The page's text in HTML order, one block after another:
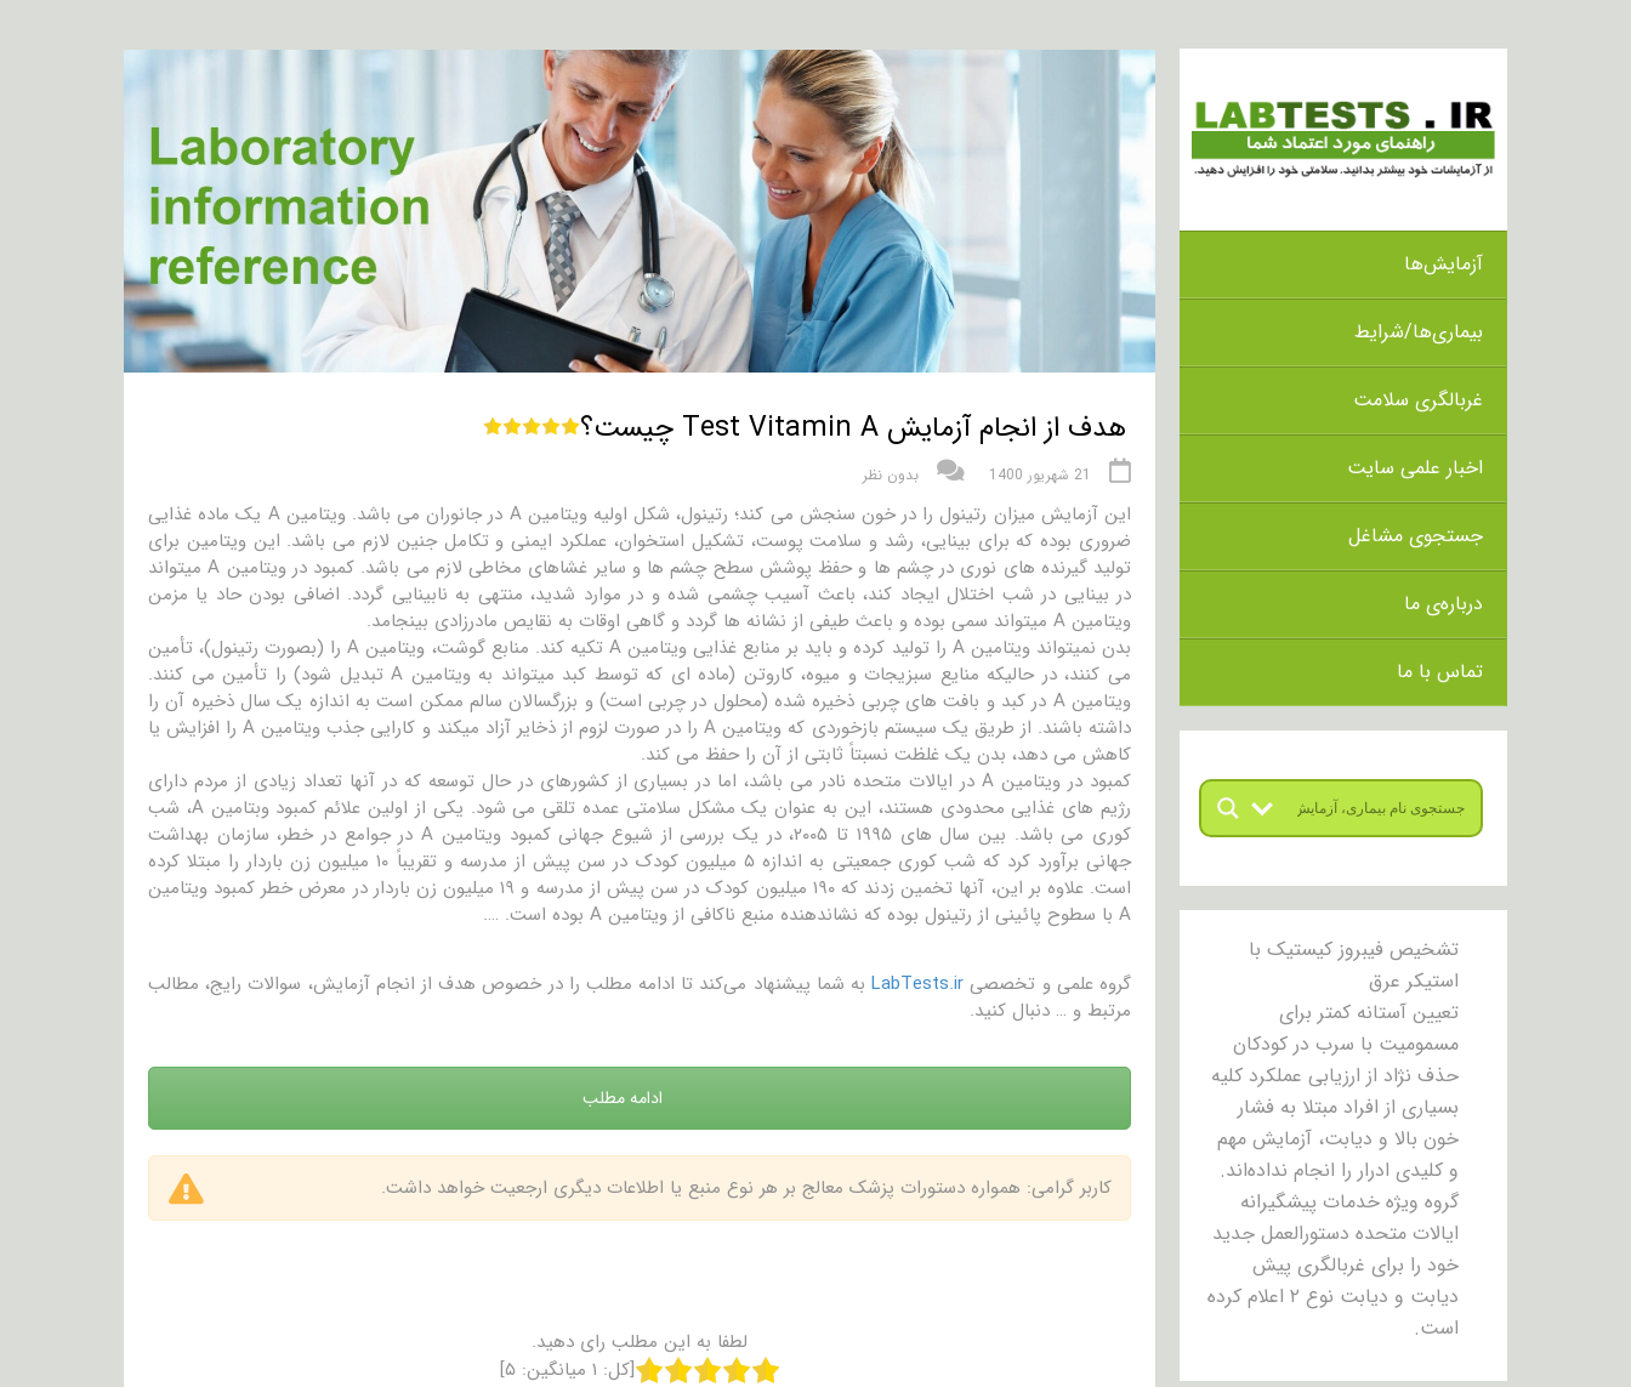
آزمایش‌ها
بیماری‌ها/شرایط
غربالگری سلامت
اخبار علمی سایت
جستجوی مشاغل
درباره‌ی ما
تماس با ما
تشخیص فیبروز کیستیک با
استیکر عرق
تعیین آستانه کمتر برای
مسمومیت با سرب در کودکان
حذف نژاد از ارزیابی عملکرد کلیه
بسیاری از افراد مبتلا به فشار
خون بالا و دیابت، آزمایش مهم
و کلیدی ادرار را انجام نداده‌اند.
گروه ویژه خدمات پیشگیرانه
ایالات متحده دستورالعمل جدید
خود را برای غربالگری پیش
دیابت و دیابت نوع ۲ اعلام کرده
است.
هدف از انجام آزمایش Test Vitamin A چیست؟
21 شهریور 1400 بدون نظر
این آزمایش میزان رتینول را در خون سنجش می کند؛ رتینول، شکل اولیه ویتامین A در جانوران می باشد. ویتامین A یک ماده غذایی
ضروری بوده که برای بینایی، رشد و سلامت پوست، تشکیل استخوان، عملکرد ایمنی و تکامل جنین لازم می باشد. این ویتامین برای
تولید گیرنده های نوری در چشم ها و حفظ پوشش سطح چشم ها و سایر غشاهای مخاطی لازم می باشد. کمبود در ویتامین A میتواند
در بینایی در شب اختلال ایجاد کند، باعث آسیب چشمی شده و در موارد شدید، منتهی به نابینایی گردد. اضافی بودن حاد یا مزمن
ویتامین A میتواند سمی بوده و باعث طیفی از نشانه ها گردد و گاهی اوقات به نقایص مادرزادی بینجامد.
بدن نمیتواند ویتامین A را تولید کرده و باید بر منابع غذایی ویتامین A تکیه کند. منابع گوشت، ویتامین A را (بصورت رتینول)، تأمین
می کنند، در حالیکه منایع سبزیجات و میوه، کاروتن (ماده ای که توسط کبد میتواند به ویتامین A تبدیل شود) را تأمین می کنند.
ویتامین A در کبد و بافت های چربی ذخیره شده (محلول در چربی است) و بزرگسالان سالم ممکن است به اندازه یک سال ذخیره آن را
داشته باشند. از طریق یک سیستم بازخوردی که ویتامین A را در صورت لزوم از ذخایر آزاد میکند و کارایی جذب ویتامین A را افزایش یا
کاهش می دهد، بدن یک غلظت نسبتاً ثابتی از آن را حفظ می کند.
کمبود در ویتامین A در ایالات متحده نادر می باشد، اما در بسیاری از کشورهای در حال توسعه که در آنها تعداد زیادی از مردم دارای
رژیم های غذایی محدودی هستند، این به عنوان یک مشکل سلامتی عمده تلقی می شود. یکی از اولین علائم کمبود وبتامین A، شب
کوری می باشد. بین سال های ۱۹۹۵ تا ۲۰۰۵، در یک بررسی از شیوع جهانی کمبود ویتامین A در جوامع در خطر، سازمان بهداشت
جهانی برآورد کرد که شب کوری جمعیتی به اندازه ۵ میلیون کودک در سن پیش از مدرسه و تقریباً ۱۰ میلیون زن باردار را مبتلا کرده
است. علاوه بر این، آنها تخمین زدند که ۱۹۰ میلیون کودک در سن پیش از مدرسه و ۱۹ میلیون زن باردار در معرض خطر کمبود ویتامین
A با سطوح پائینی از رتینول بوده که نشاندهنده منبع ناکافی از ویتامین A بوده است. ….
گروه علمی و تخصصی LabTests.irبه شما پیشنهاد می‌کند تا ادامه مطلب را در خصوص هدف از انجام آزمایش، سوالات رایج، مطالب
مرتبط و … دنبال کنید.
ادامه مطلب
کاربر گرامی: همواره دستورات پزشک معالج بر هر نوع منبع یا اطلاعات دیگری ارجعیت خواهد داشت.
لطفا به این مطلب رای دهید.
[کل: ۱ میانگین: ۵]